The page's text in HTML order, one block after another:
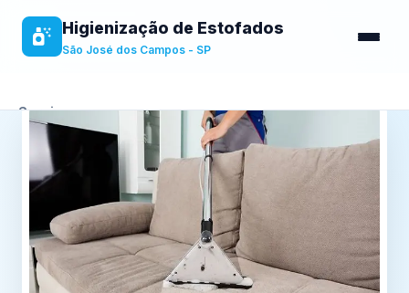
Higienização de Estofados
São José dos Campos - SP
Serviços
Sobre
Benefícios
Contato